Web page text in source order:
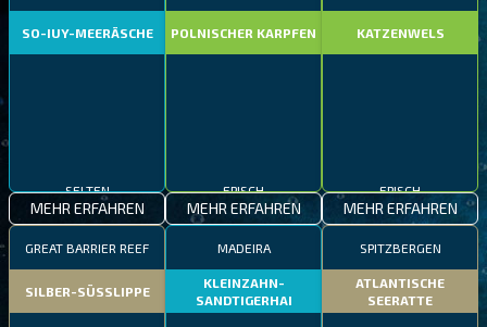
SO-IUY-MEERÄSCHE
SELTEN
MEHR ERFAHREN
POLNISCHER KARPFEN
EPISCH
MEHR ERFAHREN
KATZENWELS
EPISCH
MEHR ERFAHREN
GREAT BARRIER REEF
SILBER-SÜSSLIPPE
MADEIRA
KLEINZAHN-
SANDTIGERHAI
SPITZBERGEN
ATLANTISCHE
SEERATTE